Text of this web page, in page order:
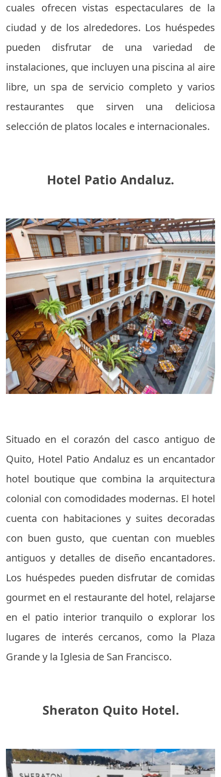
cuales ofrecen vistas espectaculares de la
ciudad y de los alrededores. Los huéspedes
pueden disfrutar de una variedad de
instalaciones, que incluyen una piscina al aire
libre, un spa de servicio completo y varios
restaurantes que sirven una deliciosa
selección de platos locales e internacionales.
Hotel Patio Andaluz.
Situado en el corazón del casco antiguo de
Quito, Hotel Patio Andaluz es un encantador
hotel boutique que combina la arquitectura
colonial con comodidades modernas. El hotel
cuenta con habitaciones y suites decoradas
con buen gusto, que cuentan con muebles
antiguos y detalles de diseño encantadores.
Los huéspedes pueden disfrutar de comidas
gourmet en el restaurante del hotel, relajarse
en el patio interior tranquilo o explorar los
lugares de interés cercanos, como la Plaza
Grande y la Iglesia de San Francisco.
Sheraton Quito Hotel.